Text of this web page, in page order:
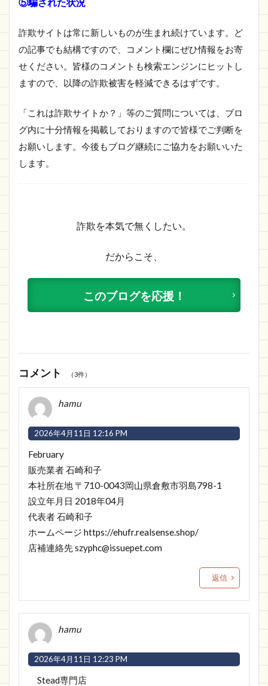
詐欺サイトは常に新しいものが生まれ続けています。ど
の記事でも結構ですので、コメント欄にぜひ情報をお寄
せください。皆様のコメントも検索エンジンにヒットし
ますので、以降の詐欺被害を軽減できるはずです。
「これは詐欺サイトか？」等のご質問については、ブロ
グ内に十分情報を掲載しておりますので皆様でご判断を
お願いします。今後もブログ継続にご協力をお願いいた
します。
詐欺を本気で無くしたい。
だからこそ、
このブログを応援！
コメント （3件）
hamu
2026年4月11日 12:16 PM
February
販売業者 石崎和子
本社所在地 〒710-0043岡山県倉敷市羽島798-1
設立年月日 2018年04月
代表者 石崎和子
ホームページ https://ehufr.realsense.shop/
店補連絡先szyphc@issuepet.com
返信
hamu
2026年4月11日 12:23 PM
Stead専門店